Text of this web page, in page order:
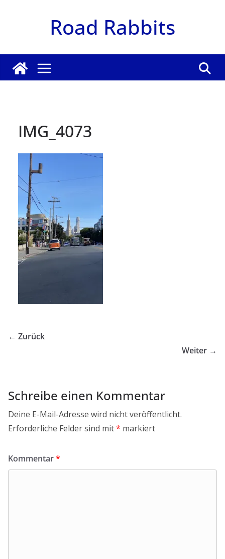
Road Rabbits
IMG_4073
← Zurück
Weiter →
Schreibe einen Kommentar
Deine E-Mail-Adresse wird nicht veröffentlicht.
Erforderliche Felder sind mit* markiert
Kommentar*